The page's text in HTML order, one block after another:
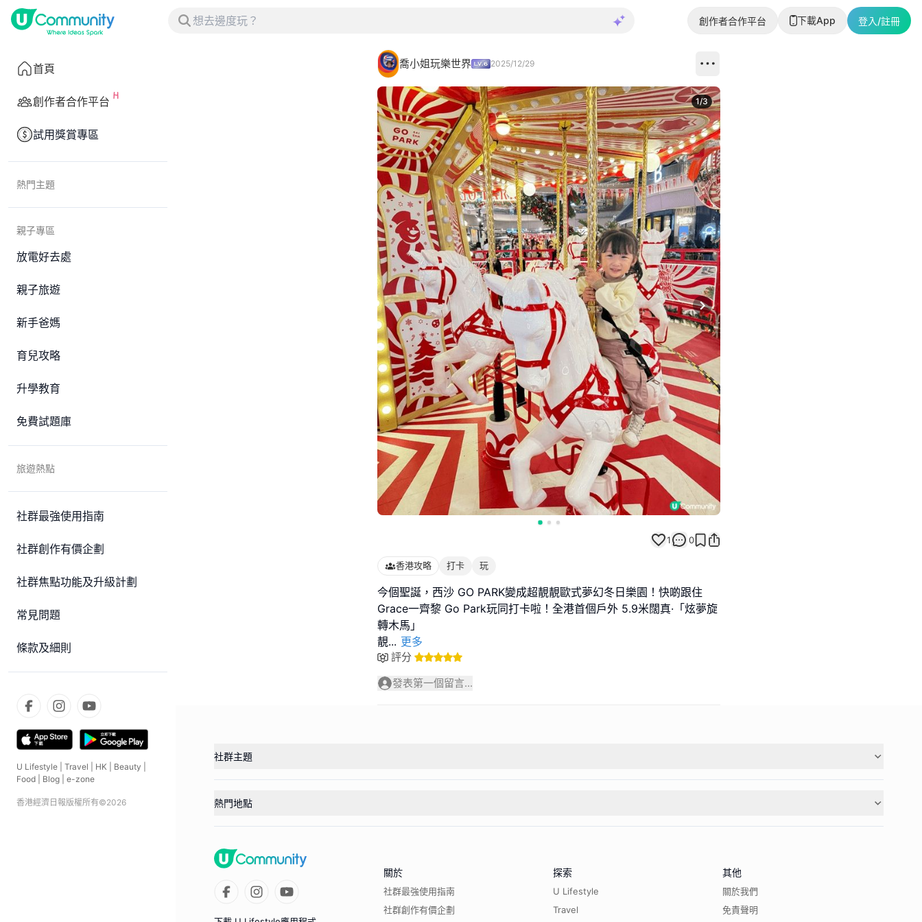
創作者合作平台 下載App 登入/註冊
首頁
創作者合作平台
試用獎賞專區
熱門主題
親子專區
放電好去處
親子旅遊
新手爸媽
育兒攻略
升學教育
免費試題庫
旅遊熱點
社群最強使用指南
社群創作有價企劃
社群焦點功能及升級計劃
常見問題
條款及細則
U Lifestyle Travel HK Beauty
Food
Blog e-zone
香港經濟日報版權所有©2026
喬小姐玩樂世界 2025/12/29
Next slide
1/3
1 0
香港攻略 打卡 玩
今個聖誕，西沙 GO PARK變成超靚靚歐式夢幻冬日樂園！快啲跟住
Grace一齊黎 Go Park玩同打卡啦！全港首個戶外 5.9米闊真·「炫夢旋
轉木馬」
靚... 更多
評分
發表第一個留言...
社群主題
熱門地點
關於
社群最強使用指南
社群創作有價企劃
探索
U Lifestyle
Travel
其他
關於我們
免責聲明